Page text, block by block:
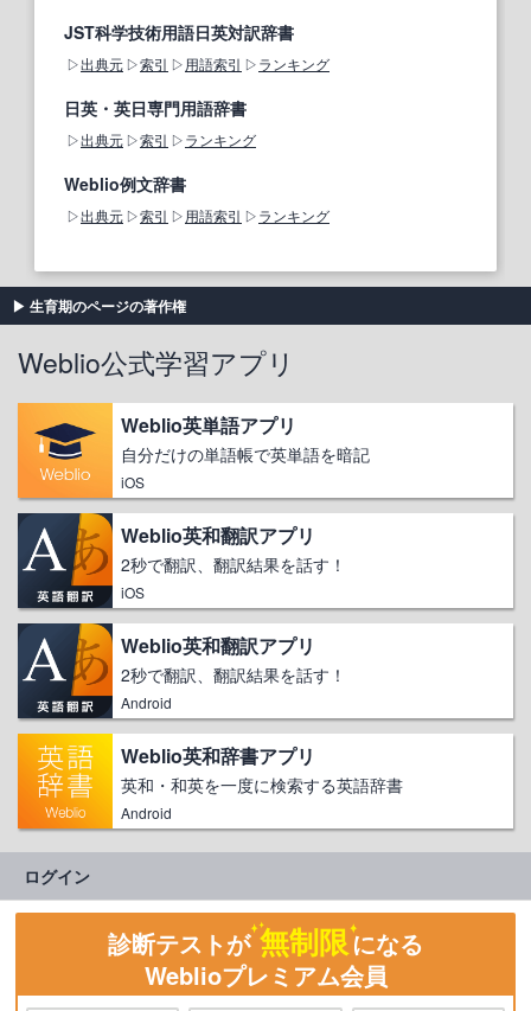
JST科学技術用語日英対訳辞書
出典元 索引 用語索引 ランキング
日英・英日専門用語辞書
出典元 索引 ランキング
Weblio例文辞書
出典元 索引 用語索引 ランキング
生育期のページの著作権
Weblio公式学習アプリ
Weblio英単語アプリ
自分だけの単語帳で英単語を暗記
iOS
Weblio英和翻訳アプリ
2秒で翻訳、翻訳結果を話す！
iOS
Weblio英和翻訳アプリ
2秒で翻訳、翻訳結果を話す！
Android
Weblio英和辞書アプリ
英和・和英を一度に検索する英語辞書
Android
ログイン
診断テストが 無制限になる
Weblioプレミアム会員